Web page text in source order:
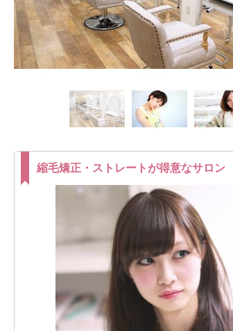
縮毛矯正・ストレートが得意なサロン